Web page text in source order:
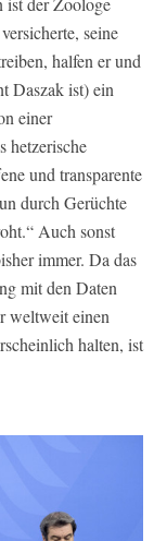
seine
halfen er und
Daszak ist) ein
einer
hetzerische
und transparente
durch Gerüchte
Auch sonst
immer. Da das
mit den Daten
weltweit einen
halten, ist